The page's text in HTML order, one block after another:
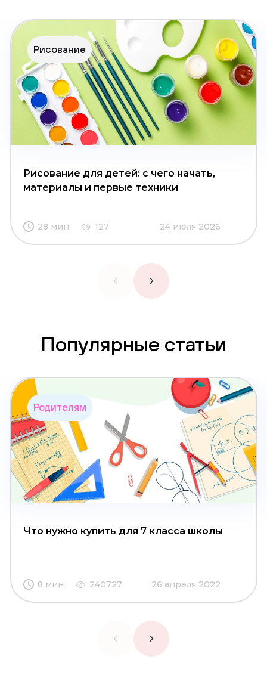
Рисование
Рисование для детей: с чего начать,
материалы и первые техники
28 мин 127 24 июля 2026
Популярные статьи
Родителям
Что нужно купить для 7 класса школы
8 мин 240727 26 апреля 2022